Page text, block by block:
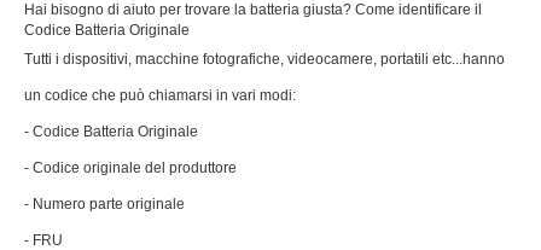
Hai bisogno di aiuto per trovare la batteria giusta? Come identificare il
Codice Batteria Originale
Tutti i dispositivi, macchine fotografiche, videocamere, portatili etc...hanno
un codice che può chiamarsi in vari modi:
- Codice Batteria Originale
- Codice originale del produttore
- Numero parte originale
- FRU